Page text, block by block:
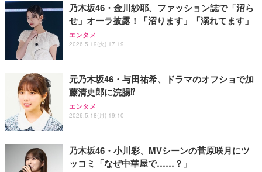
ミニパソコン B4Plus
GMKtec ミニPC G11初登場 AMD Ryzen Embedde
d R2514搭載 16GB DDR4＋256GB SSD動作より安
定 最大3.7GHz｜4K×3画面出力・2.5GLAN HDMI 2.
【整備済み品】富士通 ESPRIMO Q558 ミニPC i5第
9世代 16GB SSD256GB Win11 Office2021 WiFi
【整備済み品】ノートパソコン 富士通 LIEFBOOK
U9311X/F 13.3型 第11世代 Core i5-1145G7/Window
s11 Pro/MS Office 2021搭載/Webカメラ/Wifi・Blue
D256GB)
VETESAノートパソコン Corei7 15.6インチ IPS液
晶/1920×1080FHD Office2024搭載 Win11 Pro ノー
トPC 16GB メモリ SSD 256GB WEBカメラ付き 軽
習用 ピンク
【リチャージWiFi】超ロングバッテリー 100GB 365
日 ギガ付き ポケット WiFi モバイルルーター 契約返
却無し 月額費用無し 簡単ギガチャージ リチャージ
【リチャージWiFi】バッテリー35時間 100GB 365日
ギガ付 ポケット WiFi 海外利用可能【SEProBK-100
GB/365日】
乃木坂46・金川紗耶、ファッション誌で「沼ら
せ」オーラ披露！「沼ります」「溺れてます」
エンタメ
2026.5.19(火) 17:19
元乃木坂46・与田祐希、ドラマのオフショで加
藤清史郎に浣腸⁉
エンタメ
2026.5.18(月) 19:10
乃木坂46・小川彩、MVシーンの菅原咲月にツ
ッコミ「なぜ中華屋で……？」